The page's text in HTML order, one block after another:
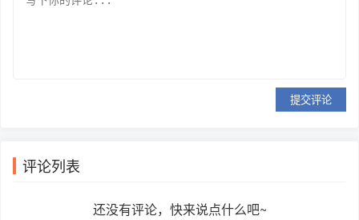
提交评论
评论列表
还没有评论，快来说点什么吧~